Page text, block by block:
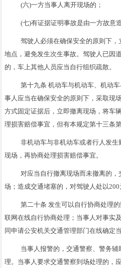
(六)一方当事人离开现场的；
(七)有证据证明事故是由一方故意
驾驶人必须在确保安全的原则下
地点，避免发生次生事故。驾驶人已因
的，车上其他人员应当自行组织疏散。
第十九条 机动车与机动车、机动
事人应当在确保安全的原则下，采取现
方式固定证据后，立即撤离现场，将车
理损害赔偿事宜，但有本规定第十三条
非机动车与非机动车或者行人发
现场，再协商处理损害赔偿事宜。
对应当自行撤离现场而未撤离的
场；造成交通堵塞的，对驾驶人处以200
第二十条 发生可以自行协商处理
联网在线自行协商处理；当事人对事实
同申请公安机关交通管理部门在线确定
当事人报警的，交通警察、警务
理。当事人要求交通警察到场处理的，